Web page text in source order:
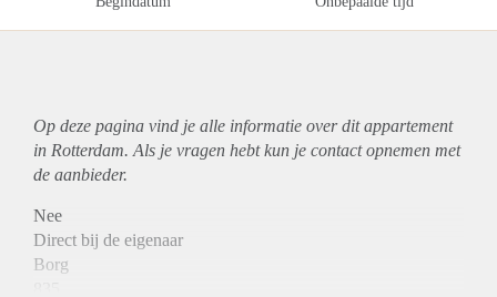
Op deze pagina vind je alle informatie over ditappartement
in Rotterdam. Als je vragen hebt kun je contact opnemen met
de aanbieder.
Nee
Direct bij de eigenaar
Borg